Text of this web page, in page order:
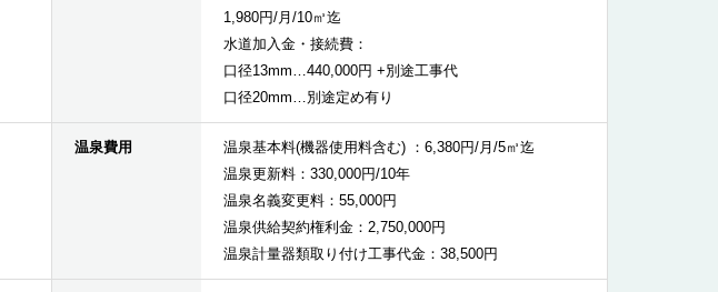
1,980円/月/10㎥迄
水道加入金・接続費：
口径13mm…440,000円 +別途工事代
口径20mm…別途定め有り
温泉費用
温泉基本料(機器使用料含む) ：6,380円/月/5㎥迄
温泉更新料：330,000円/10年
温泉名義変更料：55,000円
温泉供給契約権利金：2,750,000円
温泉計量器類取り付け工事代金：38,500円